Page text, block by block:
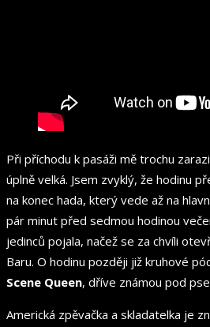
Při příchodu k pasáži mě trochu
úplně velká. Jsem zvyklý, že hodinu
na konec hada, který vede až na
pár minut před sedmou hodinou
jedinců pojala, načež se za chvíli
Baru. O hodinu později již kruhové
Scene Queen, dříve známou pod
Americká zpěvačka a skladatelka je